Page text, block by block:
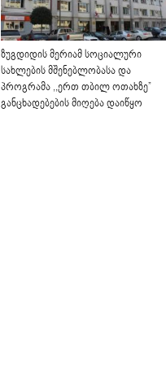
ზუგდიდის მერიამ სოციალური
სახლების მშენებლობასა და
პროგრამა ,,ერთ თბილ ოთახზე”
განცხადებების მიღება დაიწყო